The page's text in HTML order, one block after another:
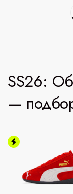
SS26:
—